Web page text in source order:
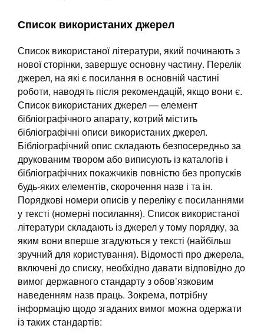
Список використаних джерел
Список використаної літератури, який починають з
нової сторінки, завершує основну частину. Перелік
джерел, на які є посилання в основній частині
роботи, наводять після рекомендацій, якщо вони є.
Список використаних джерел — елемент
бібліографічного апарату, котрий містить
бібліографічні описи використаних джерел.
Бібліографічний опис складають безпосередньо за
друкованим твором або виписують із каталогів і
бібліографічних покажчиків повністю без пропусків
будь-яких елементів, скорочення назв і та ін.
Порядкові номери описів у переліку є посиланнями
у тексті (номерні посилання). Список використаної
літератури складають із джерел у тому порядку, за
яким вони вперше згадуються у тексті (найбільш
зручний для користування). Відомості про джерела,
включені до списку, необхідно давати відповідно до
вимог державного стандарту з обов’язковим
наведенням назв праць. Зокрема, потрібну
інформацію щодо згаданих вимог можна одержати
із таких стандартів: